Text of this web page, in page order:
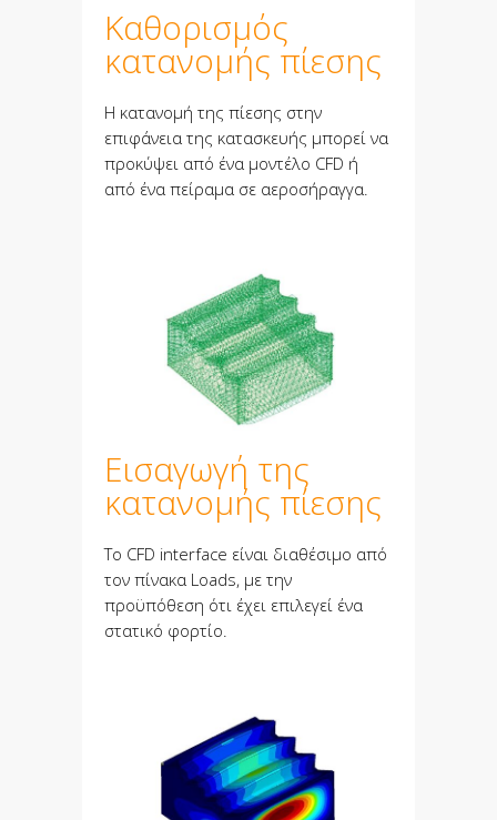
Καθορισμός
κατανομής πίεσης
Η κατανομή της πίεσης στην
επιφάνεια της κατασκευής μπορεί να
προκύψει από ένα μοντέλο CFD ή
από ένα πείραμα σε αεροσήραγγα.
Εισαγωγή της
κατανομής πίεσης
Το CFD interface είναι διαθέσιμο από
τον πίνακα Loads, με την
προϋπόθεση ότι έχει επιλεγεί ένα
στατικό φορτίο.